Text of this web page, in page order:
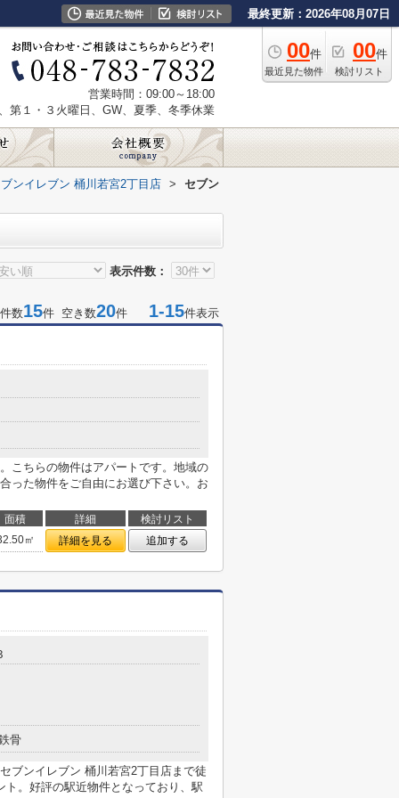
最終更新：2026年08月07日
00件
最近見た物件
00件
検討リスト
営業時間：09:00～18:00
第１・３火曜日、GW、夏季、冬季休業
ンイレブン 桶川若宮2丁目店 > セブン
表示件数：
数15件 空き数20件 1-15件表示
こちらの物件はアパートです。地域の
った物件をご自由にお選び下さい。お
面積 詳細
検討リスト
㎡
詳細を見る 追加する
骨
ブンイレブン 桶川若宮2丁目店まで徒
。好評の駅近物件となっており、駅